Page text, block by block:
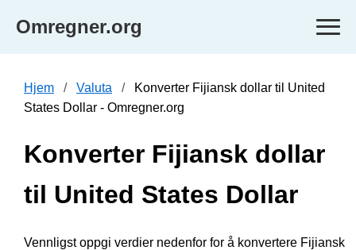
Omregner.org
Hjem Valuta
Konverter Fijiansk dollar til United
States Dollar - Omregner.org
Konverter Fijiansk dollar
til United States Dollar
Vennligst oppgi verdier nedenfor for å konvertere Fijiansk